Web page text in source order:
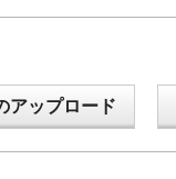
アップロード